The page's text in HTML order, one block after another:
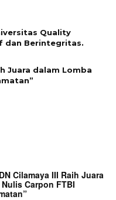
Quality
dan Berintegritas.
Juara dalam Lomba
Cilamaya III Raih Juara
Carpon FTBI